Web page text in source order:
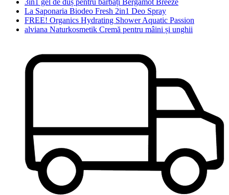
3in1 gel de duș pentru bărbați Bergamot Breeze
La Saponaria Biodeo Fresh 2in1 Deo Spray
FREE! Organics Hydrating Shower Aquatic Passion
alviana Naturkosmetik Cremă pentru mâini și unghii